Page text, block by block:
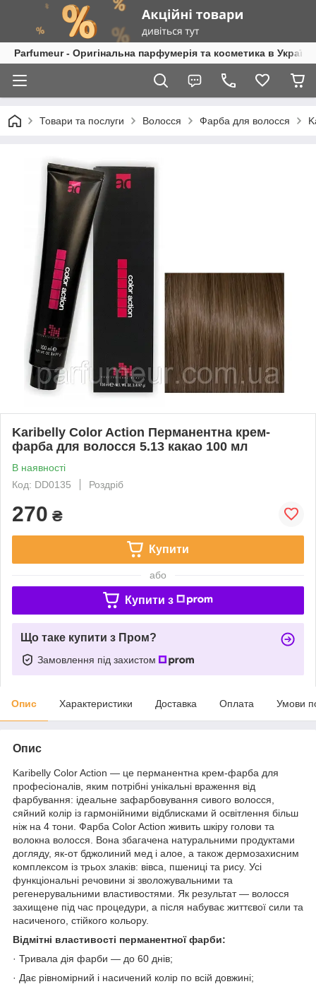
Parfumeur - Оригінальна парфумерія та косметика в Україні
Товари та послуги Волосся Фарба для волосся
Karibelly Color Action Перманентна крем-
фарба для волосся 5.13 какао 100 мл
В наявності
Код: DD0135
Роздріб
270 ₴
Купити
або
Купити з
Що таке купити з Пром?
Замовлення під захистом
Опис Характеристики Доставка Оплата Умови
Опис
Karibelly Color Action — це перманентна крем-фарба для
професіоналів, яким потрібні унікальні враження від
фарбування: ідеальне зафарбовування сивого волосся,
сяйний колір із гармонійними відблисками й освітлення більш
ніж на 4 тони. Фарба Color Action живить шкіру голови та
волокна волосся. Вона збагачена натуральними продуктами
догляду, як-от бджолиний мед і алое, а також дермозахисним
комплексом із трьох злаків: вівса, пшениці та рису. Усі
функціональні речовини зі зволожувальними та
регенерувальними властивостями. Як результат — волосся
захищене під час процедури, а після набуває життєвої сили та
насиченого, стійкого кольору.
Відмітні властивості перманентної фарби:
· Тривала дія фарби — до 60 днів;
· Дає рівномірний і насичений колір по всій довжині;